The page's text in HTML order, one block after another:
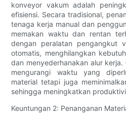
konveyor vakum adalah
efisiensi. Secara tradisional,
tenaga kerja manual dan
memakan waktu dan rentan
dengan peralatan pengangkut
otomatis, menghilangkan
dan menyederhanakan alur
mengurangi waktu yang
material tetapi juga
sehingga meningkatkan
Keuntungan 2: Penanganan